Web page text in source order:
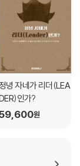
정녕 자네가 리더(LEA
인가?
원